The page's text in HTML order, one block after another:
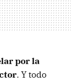
por la
. Y todo